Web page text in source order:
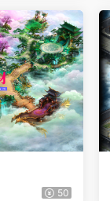
50